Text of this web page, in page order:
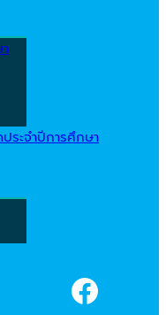
ระจำปีการศึกษา